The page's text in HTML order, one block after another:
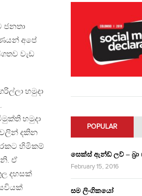
ජනතා
අපේ
වැඩ
හමුදා
හමුදා
දකින
හිමිකම්
ඒ
දහසක්
POPULAR
සෙක්ස් ඇන්ඩ් ලව් – බ්‍රා
February 15, 2016
සම ලිංගිකයෝ